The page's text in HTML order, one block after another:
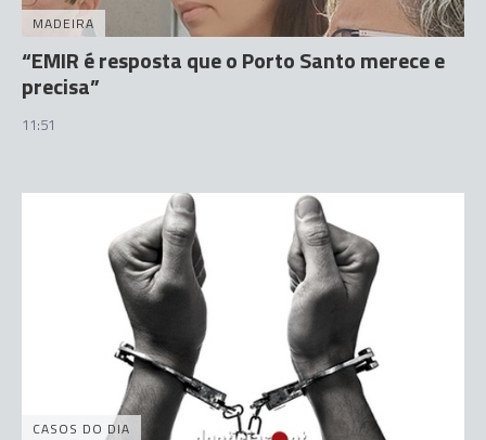
MADEIRA
“EMIR é resposta que o Porto Santo merece e
precisa”
11:51
CASOS DO DIA